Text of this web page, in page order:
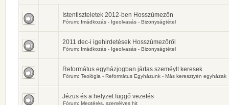
Istentiszteletek 2012-ben Hosszúmezőn
Fórum: Imádkozás - Igeolvasás - Bizonyságtétel
2011 dec-i igehirdetések Hosszúmezőről
Fórum: Imádkozás - Igeolvasás - Bizonyságtétel
Református egyházjogban jártas szeméylt keresek
Fórum: Teológia - Református Egyházunk - Más keresztyén egyházak
Jézus és a helyzet függő vezetés
Fórum: Megtérés, személyes hit